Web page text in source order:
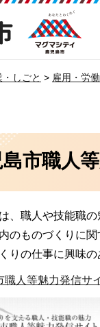
マグマシティ
鹿児島市
・しごと > 雇用・労働
市職人
、職人や技能職
のものづくりに
りの仕事に興味
職人等魅力発信サ